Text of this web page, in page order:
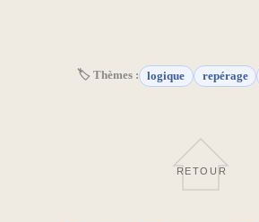
🏷 Thèmes : logique repérage
RETOUR